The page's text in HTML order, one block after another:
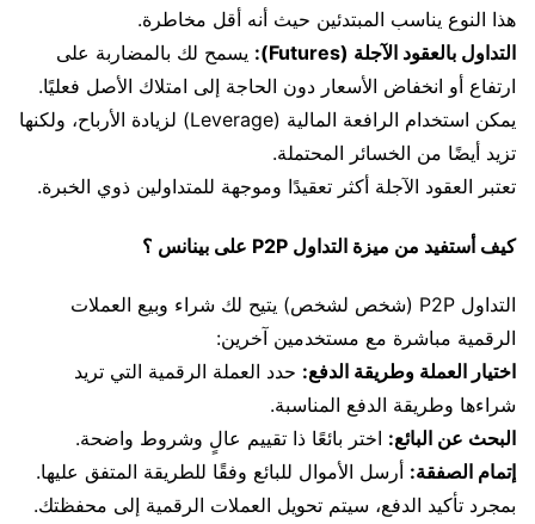
هذا النوع يناسب المبتدئين حيث أنه أقل مخاطرة.
التداول بالعقود الآجلة (Futures):
يسمح لك بالمضاربة على
ارتفاع أو انخفاض الأسعار دون الحاجة إلى امتلاك الأصل فعليًا.
يمكن استخدام الرافعة المالية (Leverage) لزيادة الأرباح، ولكنها
تزيد أيضًا من الخسائر المحتملة.
تعتبر العقود الآجلة أكثر تعقيدًا وموجهة للمتداولين ذوي الخبرة.
كيف أستفيد من ميزة التداول P2P على بينانس ؟
التداول P2P (شخص لشخص) يتيح لك شراء وبيع العملات
الرقمية مباشرة مع مستخدمين آخرين:
اختيار العملة وطريقة الدفع: حدد العملة الرقمية التي تريد
شراءها وطريقة الدفع المناسبة.
البحث عن البائع: اختر بائعًا ذا تقييم عالٍ وشروط واضحة.
إتمام الصفقة: أرسل الأموال للبائع وفقًا للطريقة المتفق عليها.
بمجرد تأكيد الدفع، سيتم تحويل العملات الرقمية إلى محفظتك.